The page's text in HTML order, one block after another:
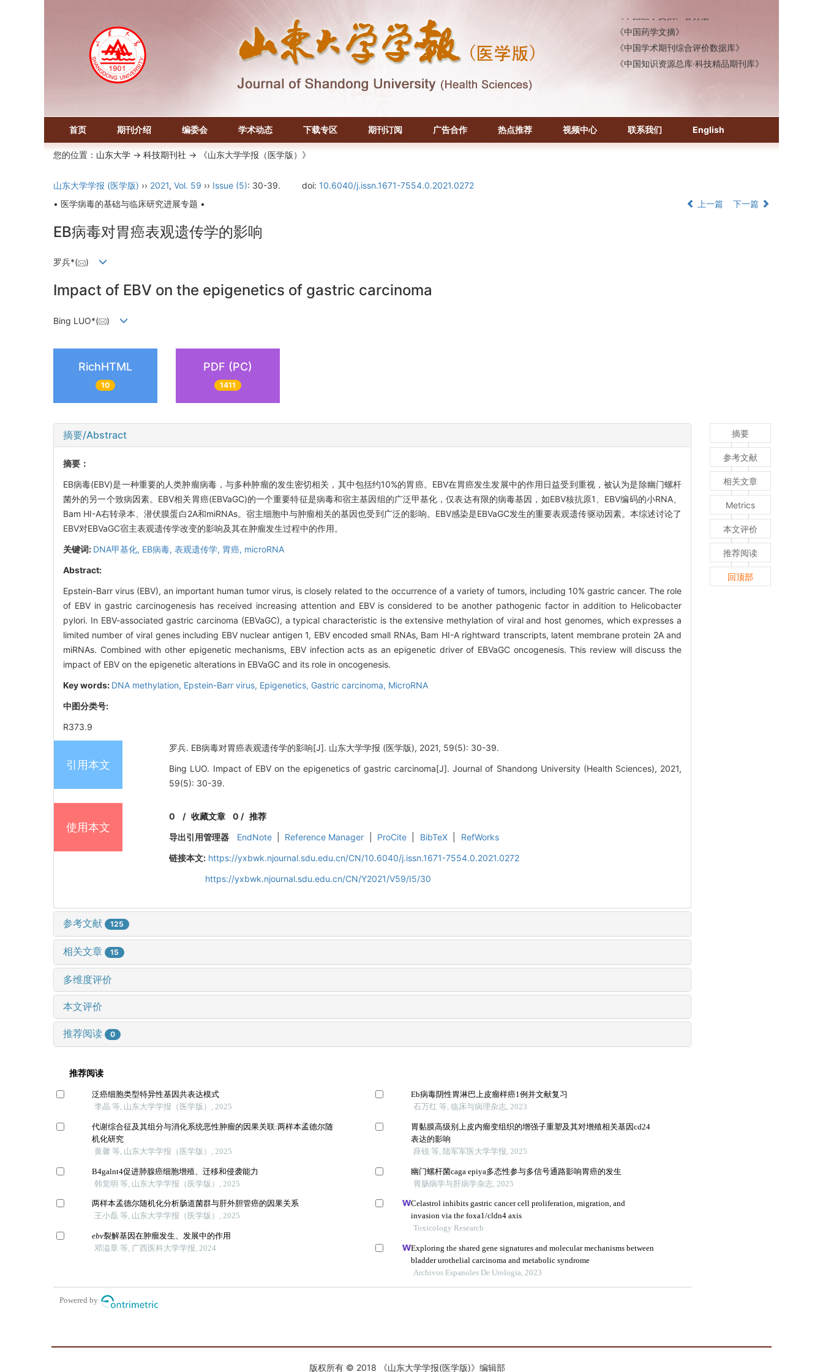
《中国药学文摘》
《中国学术期刊综合评价数据库》
《中国知识资源总库·科技精品期刊库》
首页 期刊介绍 编委会 学术动态 下载专区 期刊订阅 广告合作 热点推荐 视频中心 联系我们 English
您的位置： 山东大学 -> 科技期刊社 -> 《山东大学学报（医学版）》
山东大学学报 (医学版) ›› 2021, Vol. 59 ›› Issue (5): 30-39. doi: 10.6040/j.issn.1671-7554.0.2021.0272
• 医学病毒的基础与临床研究进展专题 •
上一篇 下一篇
EB病毒对胃癌表观遗传学的影响
罗兵*( )
Impact of EBV on the epigenetics of gastric carcinoma
Bing LUO*( )
RichHTML
10
PDF (PC)
1411
摘要/Abstract
摘要：
EB病毒(EBV)是一种重要的人类肿瘤病毒，与多种肿瘤的发生密切相关，其中包括约10%的胃癌。EBV在胃癌发生发展中的作用日益受到重视，被认为是除幽门螺杆
菌外的另一个致病因素。EBV相关胃癌(EBVaGC)的一个重要特征是病毒和宿主基因组的广泛甲基化，仅表达有限的病毒基因，如EBV核抗原1、EBV编码的小RNA、
Bam HI-A右转录本、潜伏膜蛋白2A和miRNAs。宿主细胞中与肿瘤相关的基因也受到广泛的影响。EBV感染是EBVaGC发生的重要表观遗传驱动因素。本综述讨论了
EBV对EBVaGC宿主表观遗传学改变的影响及其在肿瘤发生过程中的作用。
关键词: DNA甲基化, EB病毒, 表观遗传学, 胃癌, microRNA
Abstract:
Epstein-Barr virus (EBV), an important human tumor virus, is closely related to the occurrence of a variety of tumors, including 10% gastric cancer. The role
of EBV in gastric carcinogenesis has received increasing attention and EBV is considered to be another pathogenic factor in addition to Helicobacter
pylori. In EBV-associated gastric carcinoma (EBVaGC), a typical characteristic is the extensive methylation of viral and host genomes, which expresses a
limited number of viral genes including EBV nuclear antigen 1, EBV encoded small RNAs, Bam HI-A rightward transcripts, latent membrane protein 2A and
miRNAs. Combined with other epigenetic mechanisms, EBV infection acts as an epigenetic driver of EBVaGC oncogenesis. This review will discuss the
impact of EBV on the epigenetic alterations in EBVaGC and its role in oncogenesis.
Key words: DNA methylation, Epstein-Barr virus, Epigenetics, Gastric carcinoma, MicroRNA
中图分类号:
R373.9
引用本文
罗兵. EB病毒对胃癌表观遗传学的影响[J]. 山东大学学报 (医学版), 2021, 59(5): 30-39.
Bing LUO. Impact of EBV on the epigenetics of gastric carcinoma[J]. Journal of Shandong University (Health Sciences), 2021,
59(5): 30-39.
使用本文
0 /收藏文章 0 / 推荐
导出引用管理器
EndNote Reference Manager ProCite BibTeX
RefWorks
链接本文: https://yxbwk.njournal.sdu.edu.cn/CN/10.6040/j.issn.1671-7554.0.2021.0272
https://yxbwk.njournal.sdu.edu.cn/CN/Y2021/V59/I5/30
参考文献 125
相关文章 15
多维度评价
本文评价
推荐阅读 0
摘要
参考文献
相关文章
Metrics
本文评价
推荐阅读
回顶部
版权所有 © 2018 《山东大学学报(医学版)》编辑部